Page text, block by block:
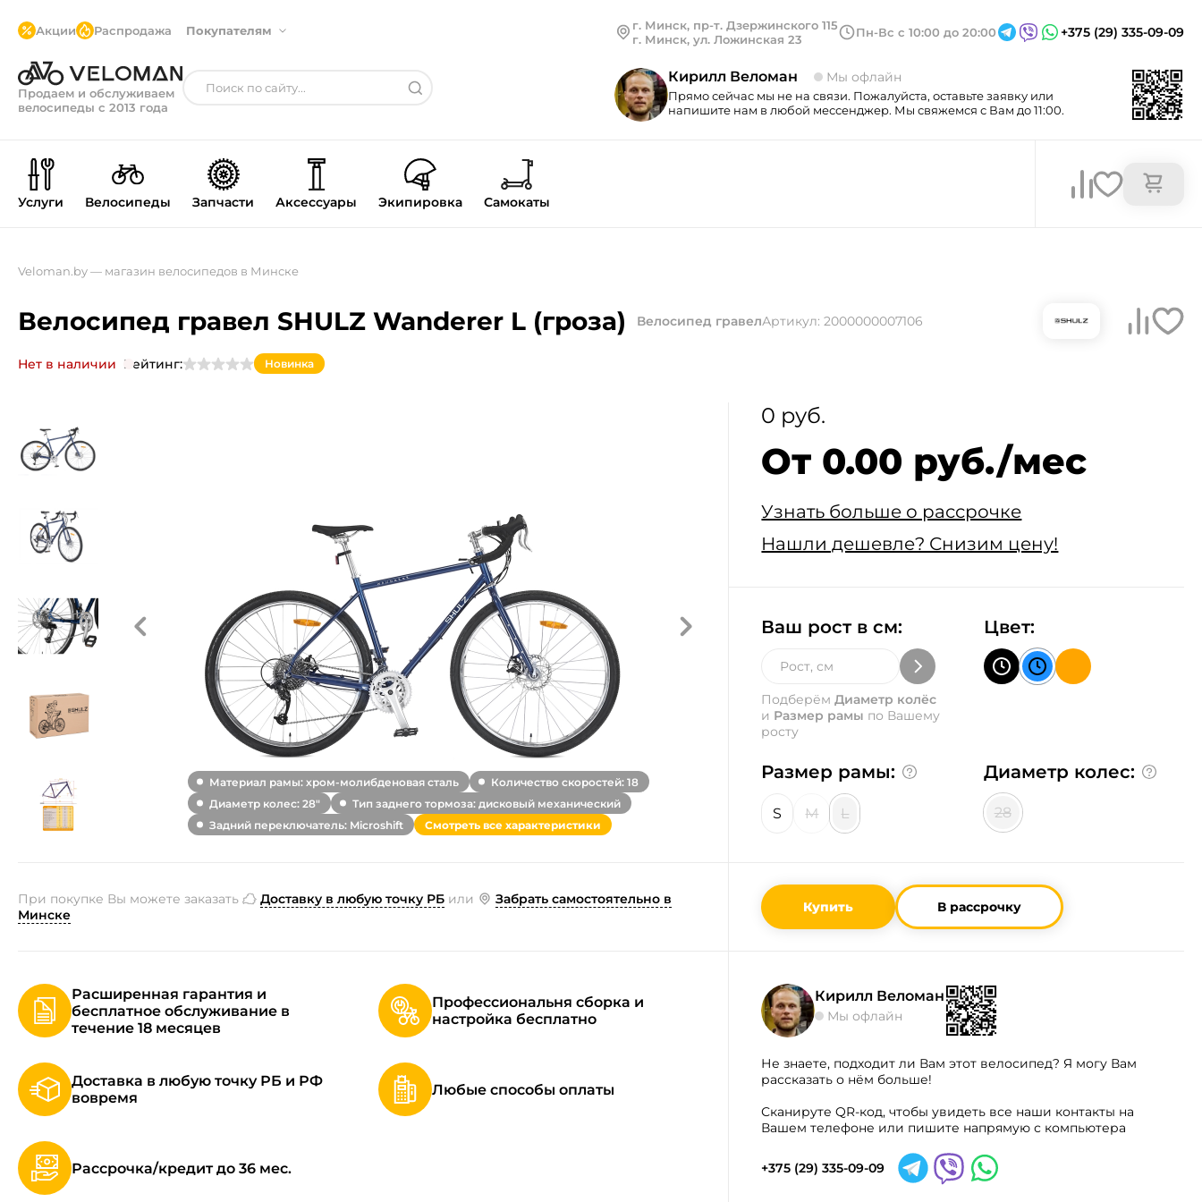
Акции Распродажа Покупателям
Продаем и обслуживаем
велосипеды с 2013 года
г. Минск, пр-т. Дзержинского 115
г. Минск, ул. Ложинская 23
Пн-Вс с 10:00 до 20:00 +375 (29) 335-09-09
Кирилл Веломан Мы офлайн
Прямо сейчас мы не на связи. Пожалуйста, оставьте заявку или
напишите нам в любой мессенджер. Мы свяжемся с Вам до 11:00.
Услуги Велосипеды Запчасти Аксессуары Экипировка Самокаты
Veloman.by — магазин велосипедов в Минске
Велосипед гравел SHULZ Wanderer L (гроза) Велосипед гравелАртикул: 2000000007106
Нет в наличии Рейтинг: Новинка
Материал рамы: хром-молибденовая сталь
Количество скоростей: 18
Диаметр колес: 28"
Тип заднего тормоза: дисковый механический
Задний переключатель: Microshift
Смотреть все характеристики
0 руб.
От 0.00 руб./мес
Узнать больше о рассрочке
Нашли дешевле? Снизим цену!
Ваш рост в см:
ПодберёмДиаметр колёс
и Размер рамы по Вашему
росту
Цвет:
Размер рамы:
S M L
Диаметр колес:
28
При покупке Вы можете заказать Доставку в любую точку РБ или
Забрать самостоятельно в
Минске
Купить В рассрочку
Расширенная гарантия и
бесплатное обслуживание в
течение 18 месяцев
Профессиональня сборка и
настройка бесплатно
Доставка в любую точку РБ и РФ
вовремя
Любые способы оплаты
Рассрочка/кредит до 36 мес.
Кирилл Веломан
Мы офлайн
Не знаете, подходит ли Вам этот велосипед? Я могу Вам
рассказать о нём больше!
Сканируте QR-код, чтобы увидеть все наши контакты на
Вашем телефоне или пишите напрямую с компьютера
+375 (29) 335-09-09